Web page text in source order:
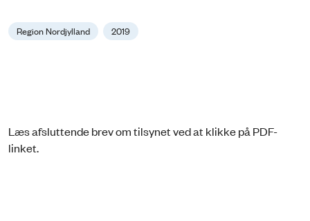
Region Nordjylland 2019
Læs afsluttende brev om tilsynet ved at klikke på PDF-
linket.